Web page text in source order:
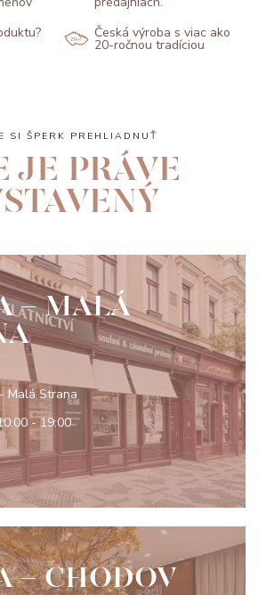
Česká výroba s viac ako
20-ročnou tradíciou
SI ŠPERK PREHLIADNUŤ
JE PRÁVE
- MALÁ
Malá Strana
- 19:00
- CHODOV